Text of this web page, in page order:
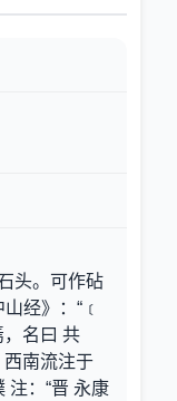
头。可作砧
经》：“﹝
名曰 共
南流注于
注：“晋 永康